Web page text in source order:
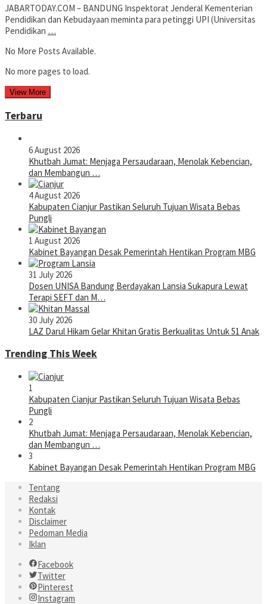
JABARTODAY.COM – BANDUNG Inspektorat Jenderal Kementerian
Pendidikan dan Kebudayaan meminta para petinggi UPI (Universitas
Pendidikan …
No More Posts Available.
No more pages to load.
View More
Terbaru
6 August 2026
Khutbah Jumat: Menjaga Persaudaraan, Menolak Kebencian,
dan Membangun …
4 August 2026
Kabupaten Cianjur Pastikan Seluruh Tujuan Wisata Bebas
Pungli
1 August 2026
Kabinet Bayangan Desak Pemerintah Hentikan Program MBG
31 July 2026
Dosen UNISA Bandung Berdayakan Lansia Sukapura Lewat
Terapi SEFT dan M…
30 July 2026
LAZ Darul Hikam Gelar Khitan Gratis Berkualitas Untuk 51 Anak
Trending This Week
1
Kabupaten Cianjur Pastikan Seluruh Tujuan Wisata Bebas
Pungli
2
Khutbah Jumat: Menjaga Persaudaraan, Menolak Kebencian,
dan Membangun …
3
Kabinet Bayangan Desak Pemerintah Hentikan Program MBG
Tentang
Redaksi
Kontak
Disclaimer
Pedoman Media
Iklan
Facebook
Twitter
Pinterest
Instagram